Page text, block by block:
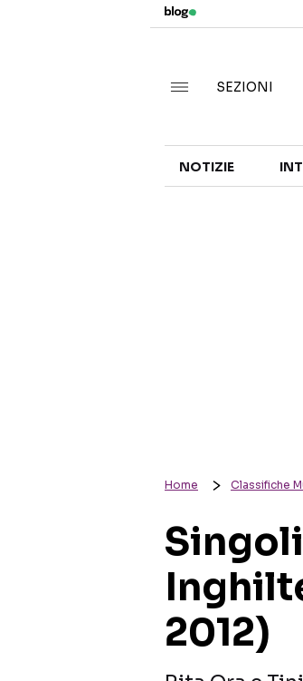
SEZIONI
NOTIZIE
Home Classifiche
2012)